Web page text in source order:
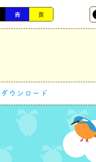
青 黄
ウンロード